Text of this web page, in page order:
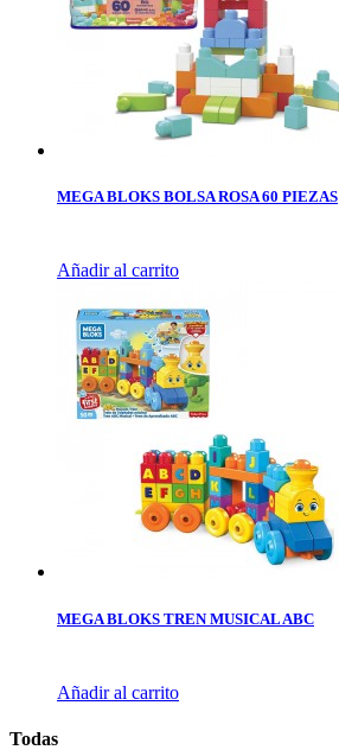
MEGA BLOKS BOLSA ROSA 60 PIEZAS
Añadir al carrito
MEGA BLOKS TREN MUSICAL ABC
Añadir al carrito
Todas